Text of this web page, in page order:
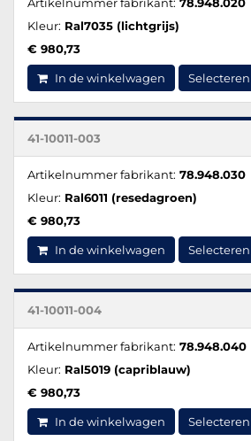
Kleur: Ral7035 (lichtgrijs)
€ 980,73
In de winkelwagen Selecteren
41-10011-003
Artikelnummer fabrikant: 78.948.030
Kleur: Ral6011 (resedagroen)
€ 980,73
In de winkelwagen Selecteren
41-10011-004
Artikelnummer fabrikant: 78.948.040
Kleur: Ral5019 (capriblauw)
€ 980,73
In de winkelwagen Selecteren